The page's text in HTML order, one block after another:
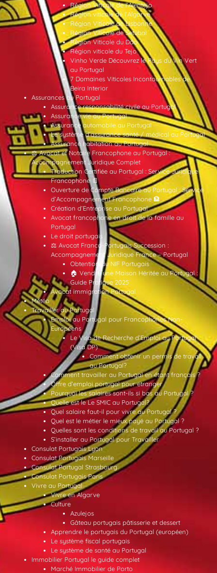
Région Viticole de l’Alentejo
Région viticole de l’Algarve
Région Viticole de Lisbonne
Région Viticole de Setúbal
Région Viticole du Dão
Région viticole du Tejo
Vinho Verde Découvrez le Pays du Vin Vert
au Portugal
7 Domaines Viticoles Incontournables de
Beira Interior
Assurances au Portugal
Assurance responsabilité civile au Portugal
Assurance vie au Portugal
Assurance automobile au Portugal
Le système d’assurance santé / médical au Portugal
Assurance habitation au Portugal
⚖️ Avocat et Notaire Francophone au Portugal :
Accompagnement Juridique Complet
Traduction Certifiée au Portugal : Service Juridique
Francophone 📄
Ouverture de Compte Bancaire au Portugal : Service
d’Accompagnement Francophone 🏦
Création d’Entreprise au Portugal
Avocat francophone en droit de la famille au
Portugal
Le droit portugais
⚖️ Avocat Franco-Portugais Succession :
Accompagnement Juridique France – Portugal
Obtention du NIF Portugais
🏠 Vendre une Maison Héritée au Portugal :
Guide Pratique 2025
Avocat immigration Portugal
Météo
Travailler au Portugal
Emploi au Portugal pour Francophones Non-
Européens
Le Visa de Recherche d’Emploi au Portugal
(Visa DP)
Comment obtenir un permis de travail
au Portugal?
Comment travailler au Portugal en étant français ?
Offre d’emploi portugal pour etranger
Pourquoi les salaires sont-ils si bas au Portugal ?
Quelle est le Le SMIC au Portugal?
Quel salaire faut-il pour vivre au Portugal ?
Quel est le métier le mieux payé au Portugal ?
Quelles sont les conditions de travail au Portugal ?
S’installer au Portugal pour Travailler
Consulat Portugais Lyon
Consulat Portugais Marseille
Consulat Portugal Strasbourg
Consulat Portugais Paris
Vivre au Portugal
Vivre en Algarve
Culture
Azulejos
Gâteau portugais pâtisserie et dessert
Apprendre le portugais du Portugal (européen)
Le système fiscal portugais
Le système de santé au Portugal
Immobilier Portugal le guide complet
Marché Immobilier de Porto